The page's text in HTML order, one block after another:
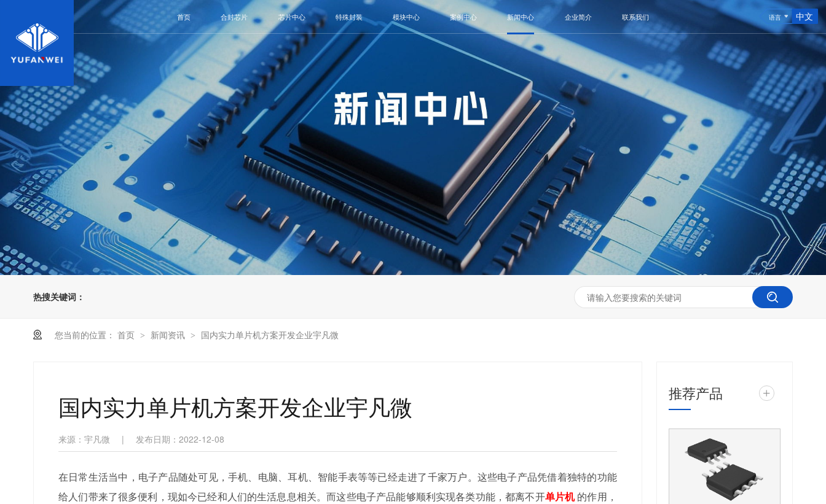
语言 中文
首页 合封芯片 芯片中心 特殊封装 模块中心 案例中心 新闻中心 企业简介 联系我们
热搜关键词：
您当前的位置： 首页 > 新闻资讯 > 国内实力单片机方案开发企业宇凡微
国内实力单片机方案开发企业宇凡微
来源：宇凡微 | 发布日期：2022-12-08
在日常生活当中，电子产品随处可见，手机、电脑、耳机、智能手表等等已经走进了千家万户。这些电子产品凭借着独特的功能
给人们带来了很多便利，现如今已经和人们的生活息息相关。而这些电子产品能够顺利实现各类功能，都离不开单片机 的作用，
推荐产品 +